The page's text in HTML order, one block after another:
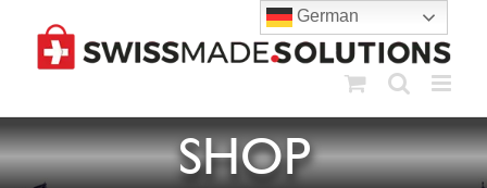
content
SHOP
German